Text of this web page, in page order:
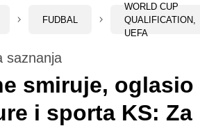
FUDBAL
WORLD CUP
QUALIFICATION,
UEFA
saznanja
smiruje, oglasio
i sporta KS: Za